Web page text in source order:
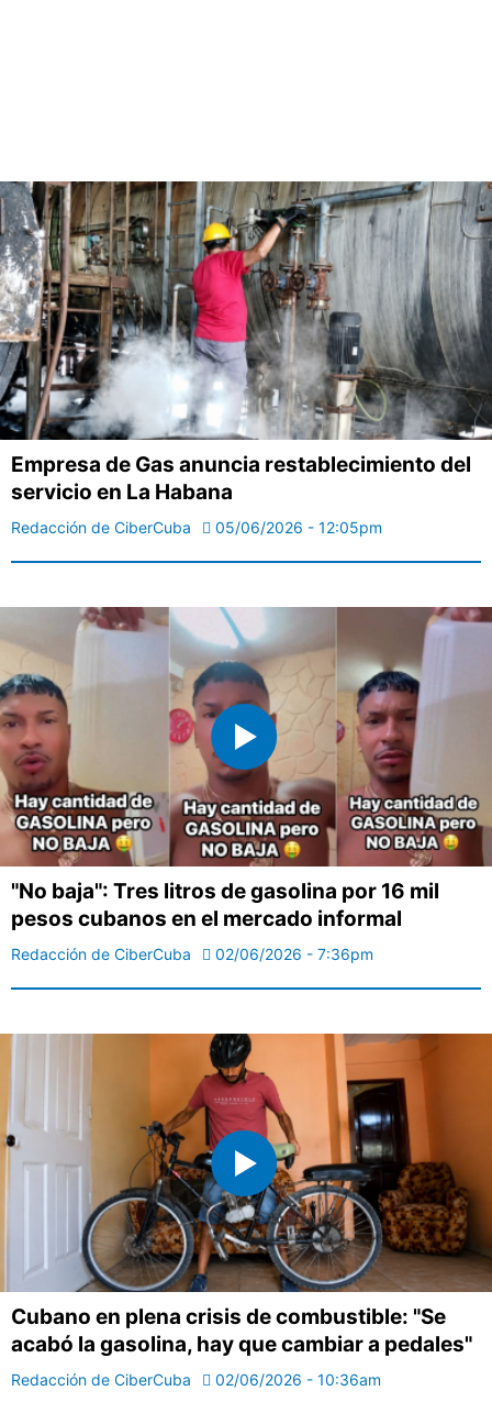
Empresa de Gas anuncia restablecimiento del
servicio en La Habana
Redacción de CiberCuba 05/06/2026 - 12:05pm
"No baja": Tres litros de gasolina por 16 mil
pesos cubanos en el mercado informal
Redacción de CiberCuba 02/06/2026 - 7:36pm
Cubano en plena crisis de combustible: "Se
acabó la gasolina, hay que cambiar a pedales"
Redacción de CiberCuba 02/06/2026 - 10:36am